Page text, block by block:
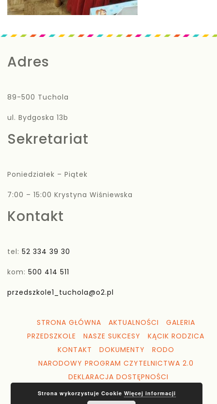
Adres
89-500 Tuchola
ul. Bydgoska 13b
Sekretariat
Poniedziałek – Piątek
7:00 – 15:00 Krystyna Wiśniewska
Kontakt
tel: 52 334 39 30
kom: 500 414 511
przedszkole1_tuchola@o2.pl
STRONA GŁÓWNA AKTUALNOŚCI
GALERIA
PRZEDSZKOLE
NASZE SUKCESY
KĄCIK RODZICA
KONTAKT
DOKUMENTY
RODO
NARODOWY PROGRAM CZYTELNICTWA 2.0
DEKLARACJA DOSTĘPNOŚCI
Strona wykorzystuje Cookie Więcej informacji